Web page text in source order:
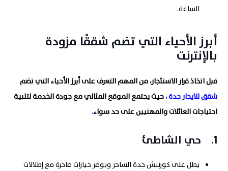
الساعة.
أبرز الأحياء التي تضم شققًا مزودة
بالإنترنت
قبل اتخاذ قرار الاستئجار، من المهم التعرف على أبرز الأحياء التي تضم
شقق للايجار جدة​ ،حيث يجتمع الموقع المثالي مع جودة الخدمة لتلبية
احتياجات العائلات والمهنيين على حد سواء.
1. حي الشاطئ
يطل على كورنيش جدة الساحر ويوفر خيارات فاخرة مع إطلالات